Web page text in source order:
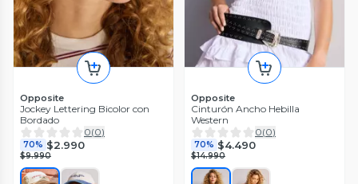
Opposite
Jockey Lettering Bicolor con
Bordado
0(0)
70% $2.990
$9.990
Opposite
Cinturón Ancho Hebilla
Western
0(0)
70% $4.490
$14.990